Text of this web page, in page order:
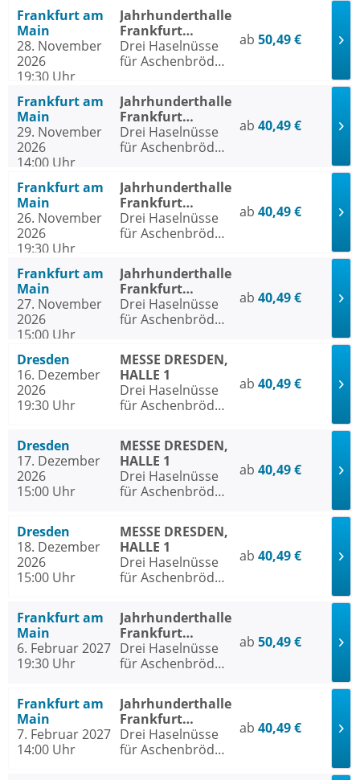
Frankfurt am
Main
28. November
2026
19:30 Uhr
Jahrhunderthalle
Frankfurt
Frankfurt am
Main
Drei Haselnüsse
für Aschenbrödel
ab 50,49 €
Frankfurt am
Main
29. November
2026
14:00 Uhr
Jahrhunderthalle
Frankfurt
Frankfurt am
Main
Drei Haselnüsse
für Aschenbrödel
ab 40,49 €
Frankfurt am
Main
26. November
2026
19:30 Uhr
Jahrhunderthalle
Frankfurt
Frankfurt am
Main
Drei Haselnüsse
für Aschenbrödel
ab 40,49 €
Frankfurt am
Main
27. November
2026
15:00 Uhr
Jahrhunderthalle
Frankfurt
Frankfurt am
Main
Drei Haselnüsse
für Aschenbrödel
ab 40,49 €
Dresden
16. Dezember
2026
19:30 Uhr
MESSE DRESDEN,
HALLE 1
Drei Haselnüsse
für Aschenbrödel
ab 40,49 €
Dresden
17. Dezember
2026
15:00 Uhr
MESSE DRESDEN,
HALLE 1
Drei Haselnüsse
für Aschenbrödel
ab 40,49 €
Dresden
18. Dezember
2026
15:00 Uhr
MESSE DRESDEN,
HALLE 1
Drei Haselnüsse
für Aschenbrödel
ab 40,49 €
Frankfurt am
Main
6. Februar 2027
19:30 Uhr
Jahrhunderthalle
Frankfurt
Frankfurt am
Main
Drei Haselnüsse
für Aschenbrödel
ab 50,49 €
Frankfurt am
Main
7. Februar 2027
14:00 Uhr
Jahrhunderthalle
Frankfurt
Frankfurt am
Main
Drei Haselnüsse
für Aschenbrödel
ab 40,49 €